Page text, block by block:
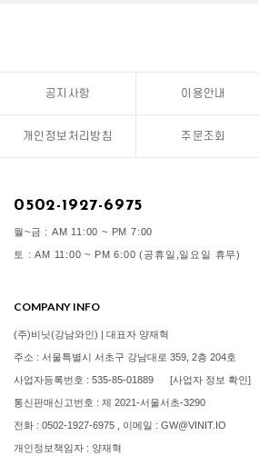
공지사항 이용안내
개인정보처리방침 주문조회
0502-1927-6975
월~금 : AM 11:00 ~ PM 7:00
토 : AM 11:00 ~ PM 6:00 (공휴일,일요일 휴무)
COMPANY INFO
(주)비닛(강남와인) | 대표자 양재혁
주소 : 서울특별시 서초구 강남대로 359, 2층 204호
사업자등록번호 : 535-85-01889 [사업자 정보 확인]
통신판매신고번호 : 제 2021-서울서초-3290
전화 : 0502-1927-6975 , 이메일 : GW@VINIT.IO
개인정보책임자 : 양재혁